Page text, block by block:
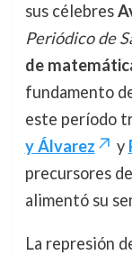
sus célebres
Periódico de
de
fundamento
este período
y Álvarez
y
precursores
alimentó su
La represión